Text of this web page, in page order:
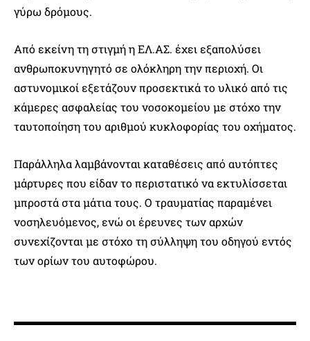
γύρω δρόμους.
Από εκείνη τη στιγμή η ΕΛ.ΑΣ. έχει εξαπολύσει
ανθρωποκυνηγητό σε ολόκληρη την περιοχή. Οι
αστυνομικοί εξετάζουν προσεκτικά το υλικό από τις
κάμερες ασφαλείας του νοσοκομείου με στόχο την
ταυτοποίηση του αριθμού κυκλοφορίας του οχήματος.
Παράλληλα λαμβάνονται καταθέσεις από αυτόπτες
μάρτυρες που είδαν το περιστατικό να εκτυλίσσεται
μπροστά στα μάτια τους. Ο τραυματίας παραμένει
νοσηλευόμενος, ενώ οι έρευνες των αρχών
συνεχίζονται με στόχο τη σύλληψη του οδηγού εντός
των ορίων του αυτοφώρου.